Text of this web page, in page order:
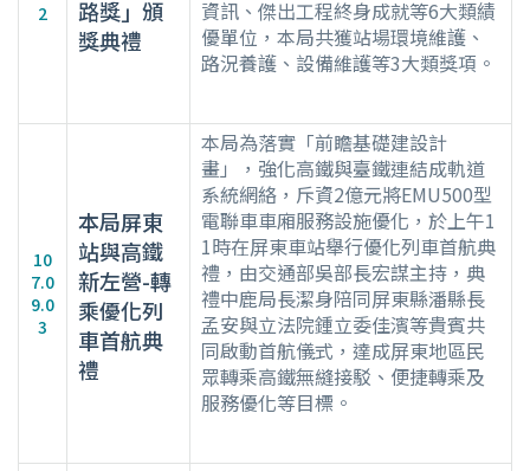
2
路獎」頒
獎典禮
資訊、傑出工程終身成就等6大類績
優單位，本局共獲站場環境維護、
路況養護、設備維護等3大類獎項。
10
7.0
9.0
3
本局屏東
站與高鐵
新左營-轉
乘優化列
車首航典
禮
本局為落實「前瞻基礎建設計
畫」，強化高鐵與臺鐵連結成軌道
系統網絡，斥資2億元將EMU500型
電聯車車廂服務設施優化，於上午1
1時在屏東車站舉行優化列車首航典
禮，由交通部吳部長宏謀主持，典
禮中鹿局長潔身陪同屏東縣潘縣長
孟安與立法院鍾立委佳濱等貴賓共
同啟動首航儀式，達成屏東地區民
眾轉乘高鐵無縫接駁、便捷轉乘及
服務優化等目標。